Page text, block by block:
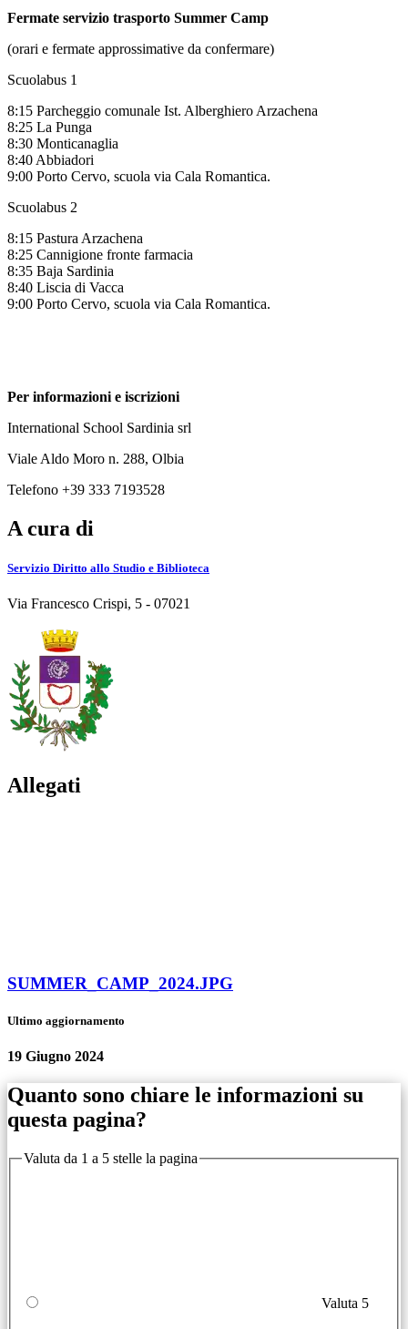
Fermate servizio trasporto Summer Camp
(orari e fermate approssimative da confermare)
Scuolabus 1
8:15 Parcheggio comunale Ist. Alberghiero Arzachena
8:25 La Punga
8:30 Monticanaglia
8:40 Abbiadori
9:00 Porto Cervo, scuola via Cala Romantica.
Scuolabus 2
8:15 Pastura Arzachena
8:25 Cannigione fronte farmacia
8:35 Baja Sardinia
8:40 Liscia di Vacca
9:00 Porto Cervo, scuola via Cala Romantica.
Per informazioni e iscrizioni
International School Sardinia srl
Viale Aldo Moro n. 288, Olbia
Telefono +39 333 7193528
A cura di
Servizio Diritto allo Studio e Biblioteca
Via Francesco Crispi, 5 - 07021
Allegati
SUMMER_CAMP_2024.JPG
Ultimo aggiornamento
19 Giugno 2024
Quanto sono chiare le informazioni su
questa pagina?
Valuta da 1 a 5 stelle la pagina
Valuta 5